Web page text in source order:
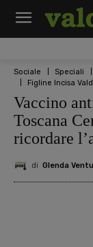
Sociale Speciali
Figline Incisa
Vaccino
Toscana
ricordare
di Glenda